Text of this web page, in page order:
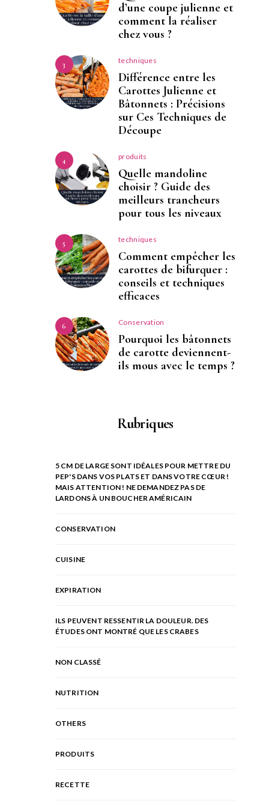
d’une coupe julienne et
comment la réaliser
chez vous ?
3 techniques
Différence entre les
Carottes Julienne et
Bâtonnets : Précisions
sur Ces Techniques de
Découpe
4 produits
Quelle mandoline
choisir ? Guide des
meilleurs trancheurs
pour tous les niveaux
5 techniques
Comment empêcher les
carottes de bifurquer :
conseils et techniques
efficaces
6 Conservation
Pourquoi les bâtonnets
de carotte deviennent-
ils mous avec le temps ?
Rubriques
5 CM DE LARGE SONT IDÉALES POUR METTRE DU
PEP'S DANS VOS PLATS ET DANS VOTRE CŒUR !
MAIS ATTENTION ! NE DEMANDEZ PAS DE
LARDONS À UN BOUCHER AMÉRICAIN
CONSERVATION
CUISINE
EXPIRATION
ILS PEUVENT RESSENTIR LA DOULEUR. DES
ÉTUDES ONT MONTRÉ QUE LES CRABES
NON CLASSÉ
NUTRITION
OTHERS
PRODUITS
RECETTE